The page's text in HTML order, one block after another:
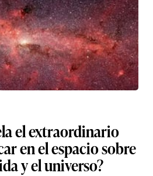
el extraordinario
en el espacio sobre
y el universo?